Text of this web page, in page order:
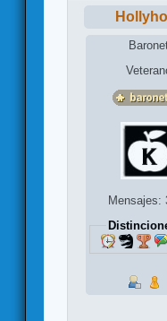
Mensajes: